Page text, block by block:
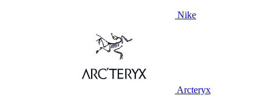
Nike
Arcteryx